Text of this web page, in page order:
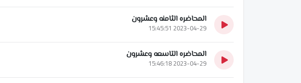
المحاضره الثامنه وعشرون
2023-04-29 15:45:51
المحاضره التاسعه وعشرون
2023-04-29 15:46:18